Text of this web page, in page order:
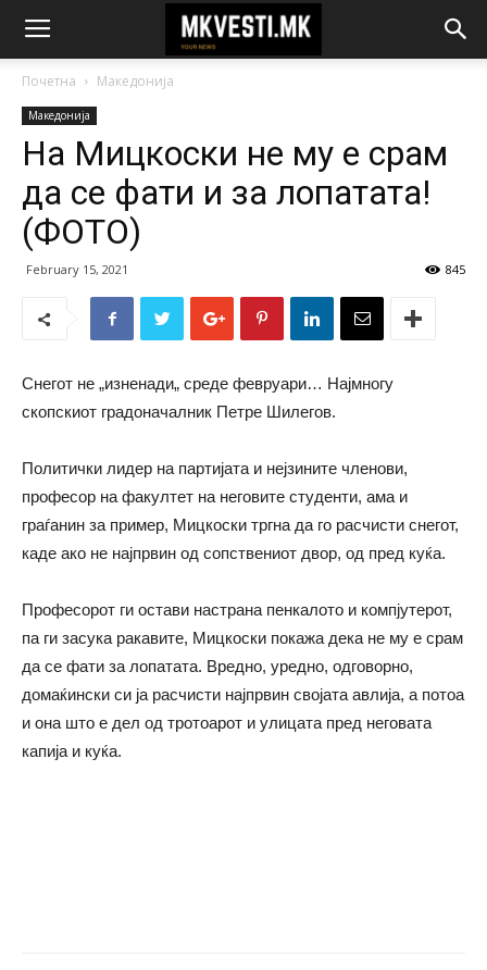
Почетна Македонија
Македонија
На Мицкоски не му е срам
да се фати и за лопатата!
(ФОТО)
February 15, 2021 845
Снегот не „изненади„ среде февруари… Најмногу
скопскиот градоначалник Петре Шилегов.
Политички лидер на партијата и нејзините членови,
професор на факултет на неговите студенти, ама и
граѓанин за пример, Мицкоски тргна да го расчисти снегот,
каде ако не најпрвин од сопствениот двор, од пред куќа.
Професорот ги остави настрана пенкалото и компјутерот,
па ги засука ракавите, Мицкоски покажа дека не му е срам
да се фати за лопатата. Вредно, уредно, одговорно,
домаќински си ја расчисти најпрвин својата авлија, а потоа
и она што е дел од тротоарот и улицата пред неговата
капија и куќа.